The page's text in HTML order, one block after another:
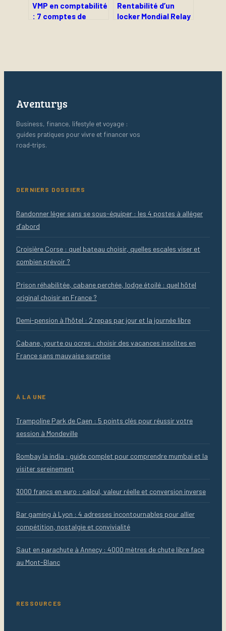
VMP en comptabilité
: 7 comptes de
Rentabilité d’un
locker Mondial Relay
Aventurys
Business, finance, lifestyle et voyage :
guides pratiques pour vivre et financer vos
road-trips.
DERNIERS DOSSIERS
Randonner léger sans se sous-équiper : les 4 postes à alléger
d’abord
Croisière Corse : quel bateau choisir, quelles escales viser et
combien prévoir ?
Prison réhabilitée, cabane perchée, lodge étoilé : quel hôtel
original choisir en France ?
Demi-pension à l’hôtel : 2 repas par jour et la journée libre
Cabane, yourte ou ocres : choisir des vacances insolites en
France sans mauvaise surprise
À LA UNE
Trampoline Park de Caen : 5 points clés pour réussir votre
session à Mondeville
Bombay la india : guide complet pour comprendre mumbai et la
visiter sereinement
3000 francs en euro : calcul, valeur réelle et conversion inverse
Bar gaming à Lyon : 4 adresses incontournables pour allier
compétition, nostalgie et convivialité
Saut en parachute à Annecy : 4000 mètres de chute libre face
au Mont-Blanc
RESSOURCES